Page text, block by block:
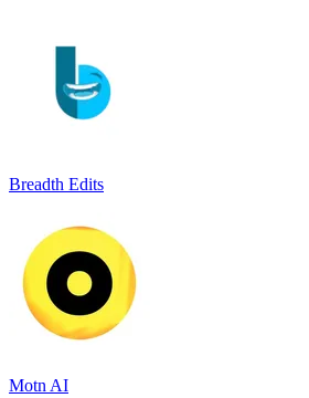
Breadth Edits
Motn AI